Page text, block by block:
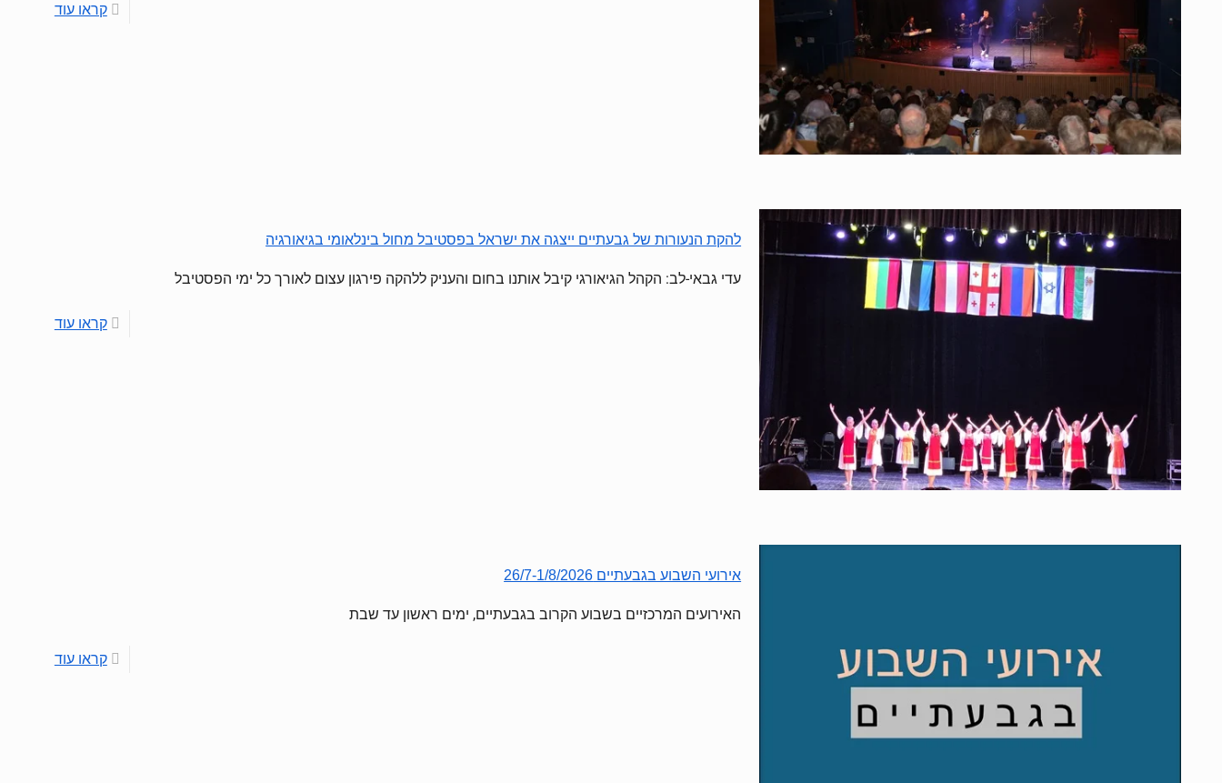
קראו עוד
להקת הנעורות של גבעתיים ייצגה את ישראל בפסטיבל מחול בינלאומי בגיאורגיה
עדי גבאי-לב: הקהל הגיאורגי קיבל אותנו בחום והעניק ללהקה פירגון עצום לאורך כל ימי הפסטיבל
קראו עוד
אירועי השבוע בגבעתיים 26/7-1/8/2026
האירועים המרכזיים בשבוע הקרוב בגבעתיים, ימים ראשון עד שבת
קראו עוד